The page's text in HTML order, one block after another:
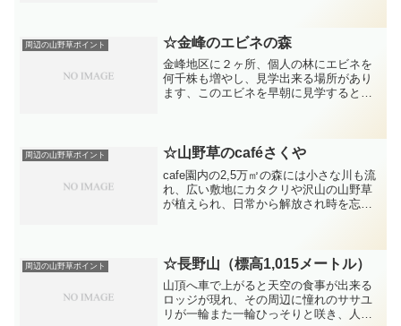
所の藪を払えば、今の1,5倍の規模にカタ
クリが増えて...
周辺の山野草ポイント ☆金峰のエビネの森
金峰地区に２ヶ所、個人の林にエビネを
何千株も増やし、見学出来る場所があり
ます、このエビネを早朝に見学すると、
高光さん夫婦も高齢になられ、この園も
維持管理に協力して行けば...
周辺の山野草ポイント ☆山野草のcaféさくや
cafe園内の2,5万㎡の森には小さな川も流
れ、広い敷地にカタクリや沢山の山野草
が植えられ、日常から解放され時を忘れ
周辺の山野草ポイント ☆長野山（標高1,015メートル）
山頂へ車で上がると天空の食事が出来る
ロッジが現れ、その周辺に憧れのササユ
リが一輪また一輪ひっそりと咲き、人の